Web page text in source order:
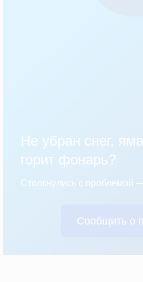
Не убран снег,
горит фонарь?
Столкнулись с проблемой
Сообщить о